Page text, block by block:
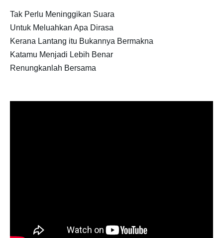
Tak Perlu Meninggikan Suara
Untuk Meluahkan Apa Dirasa
Kerana Lantang itu Bukannya Bermakna
Katamu Menjadi Lebih Benar
Renungkanlah Bersama